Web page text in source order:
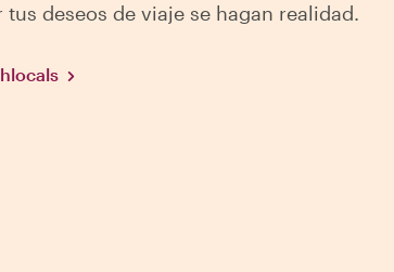
tus deseos de viaje se hagan realidad.